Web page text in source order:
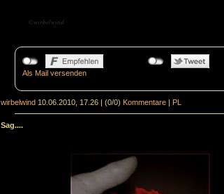
©wirbelwind
Als Mail versenden
wirbelwind 10.06.2010, 17.26 (0/0) Kommentare PL
Sag....